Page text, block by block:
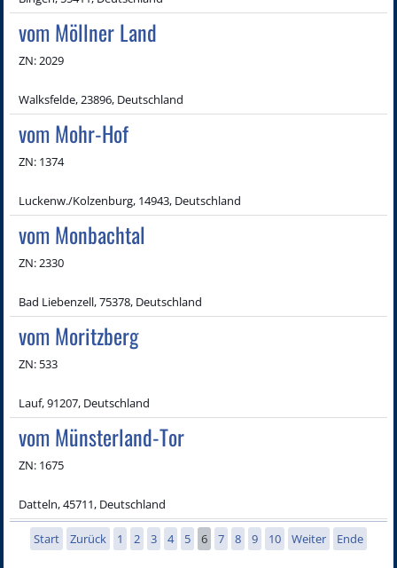
vom Möllner Land
ZN: 2029
Walksfelde, 23896, Deutschland
vom Mohr-Hof
ZN: 1374
Luckenw./Kolzenburg, 14943, Deutschland
vom Monbachtal
ZN: 2330
Bad Liebenzell, 75378, Deutschland
vom Moritzberg
ZN: 533
Lauf, 91207, Deutschland
vom Münsterland-Tor
ZN: 1675
Datteln, 45711, Deutschland
Start Zurück 1 2 3 4 5 6 7 8 9 10 Weiter Ende